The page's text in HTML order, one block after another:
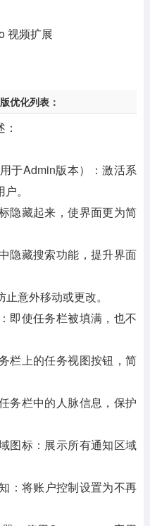
视频扩展
优化列表：
于Admin版本）：激活系
。
隐藏起来，使界面更为简
隐藏搜索功能，提升界面
意外移动或更改。
即使任务栏被填满，也不
栏上的任务视图按钮，简
务栏中的人脉信息，保护
图标：展示所有通知区域
：将账户控制设置为不再